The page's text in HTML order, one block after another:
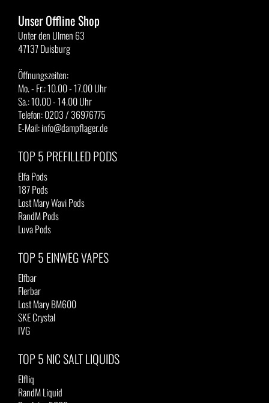
Unser Offline Shop
Unter den Ulmen 63
47137 Duisburg
Öffnungszeiten:
Mo. - Fr.: 10.00 - 17.00 Uhr
Sa.: 10.00 - 14.00 Uhr
Telefon: 0203 / 36976775
E-Mail: info@dampflager.de
TOP 5 PREFILLED PODS
Elfa Pods
187 Pods
Lost Mary Wavi Pods
RandM Pods
Luva Pods
TOP 5 EINWEG VAPES
Elfbar
Flerbar
Lost Mary BM600
SKE Crystal
IVG
TOP 5 NIC SALT LIQUIDS
Elfliq
RandM Liquid